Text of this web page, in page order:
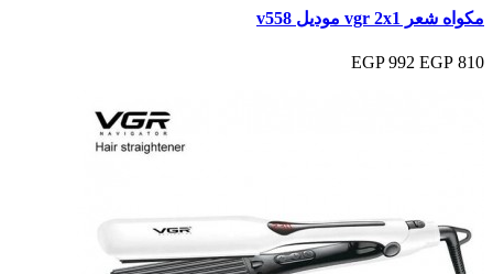
مكواه شعر vgr 2x1 موديل v558
810 EGP
992 EGP